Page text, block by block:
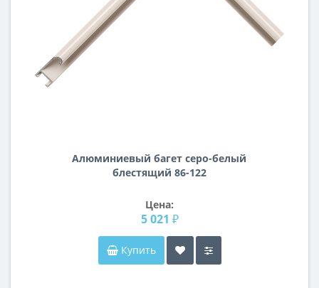
Алюминиевый багет серо-белый
блестящий 86-122
Цена:
5 021 ₽
Купить